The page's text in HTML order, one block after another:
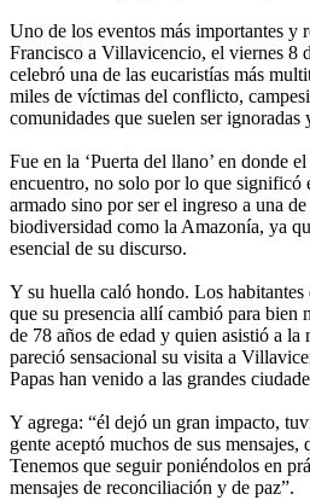
Uno de los eventos más importantes y
Francisco a Villavicencio, el viernes 8
celebró una de las eucaristías más
miles de víctimas del conflicto,
comunidades que suelen ser ignoradas
Fue en la ‘Puerta del llano’ en donde
encuentro, no solo por lo que significó
armado sino por ser el ingreso a una
biodiversidad como la Amazonía, ya
esencial de su discurso.
Y su huella caló hondo. Los
que su presencia allí cambió para bien
de 78 años de edad y quien asistió a la
pareció sensacional su visita a
Papas han venido a las grandes
Y agrega: “él dejó un gran impacto,
gente aceptó muchos de sus
Tenemos que seguir poniéndolos en
mensajes de reconciliación y de paz”.